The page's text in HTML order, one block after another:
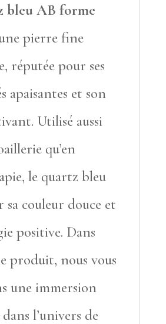
bleu AB forme
pierre fine
réputée pour ses
apaisantes et son
Utilisé aussi
qu’en
le quartz bleu
sa couleur douce et
positive. Dans
produit, nous vous
une immersion
l’univers de